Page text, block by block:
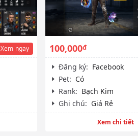
Xem ngay 100,000đ
Đăng ký: Facebook
Pet: Có
Rank: Bạch Kim
Ghi chú: Giá Rẻ
Xem chi tiết